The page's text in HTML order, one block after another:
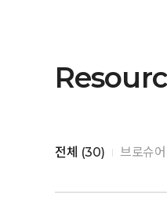
전체 (30) | 브로슈